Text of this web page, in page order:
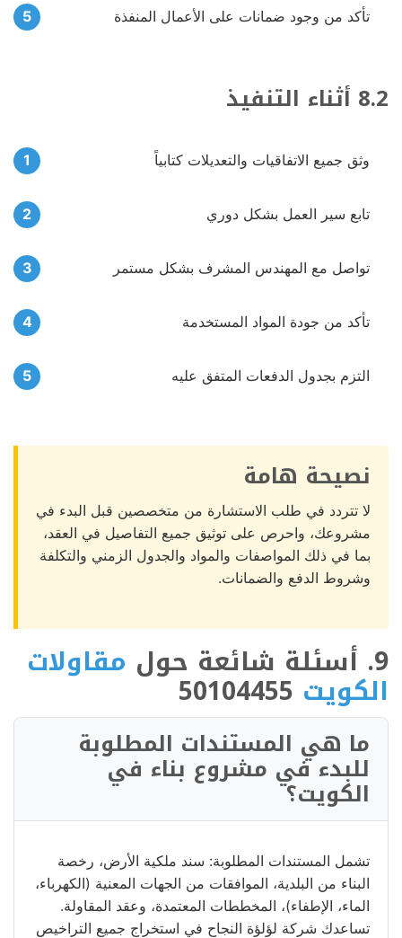
تأكد من وجود ضمانات على الأعمال المنفذة
8.2 أثناء التنفيذ
وثق جميع الاتفاقيات والتعديلات كتابياً
تابع سير العمل بشكل دوري
تواصل مع المهندس المشرف بشكل مستمر
تأكد من جودة المواد المستخدمة
التزم بجدول الدفعات المتفق عليه
نصيحة هامة
لا تتردد في طلب الاستشارة من متخصصين قبل البدء في
مشروعك، واحرص على توثيق جميع التفاصيل في العقد،
بما في ذلك المواصفات والمواد والجدول الزمني والتكلفة
وشروط الدفع والضمانات.
9. أسئلة شائعة حول مقاولات
الكويت
ما هي المستندات المطلوبة
للبدء في مشروع بناء في
الكويت؟
تشمل المستندات المطلوبة: سند ملكية الأرض، رخصة
البناء من البلدية، الموافقات من الجهات المعنية (الكهرباء،
الماء، الإطفاء)، المخططات المعتمدة، وعقد المقاولة.
تساعدك شركة لؤلؤة النجاح في استخراج جميع التراخيص